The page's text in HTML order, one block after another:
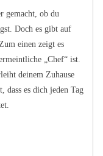
gemacht, ob du
Doch es gibt auf
einen zeigt es
„Chef“ ist.
deinem Zuhause
dass es dich jeden Tag